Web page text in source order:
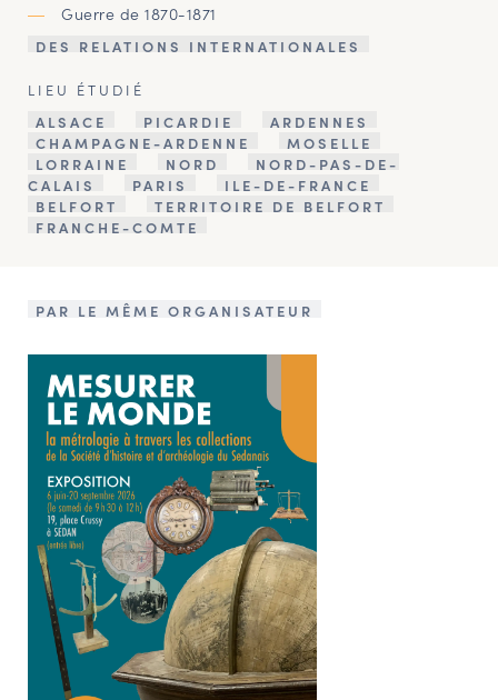
Guerre de 1870-1871
DES RELATIONS INTERNATIONALES
LIEU ÉTUDIÉ
ALSACE
PICARDIE
ARDENNES
CHAMPAGNE-ARDENNE
MOSELLE
LORRAINE
NORD
NORD-PAS-DE-
CALAIS
PARIS
ILE-DE-FRANCE
BELFORT
TERRITOIRE DE BELFORT
FRANCHE-COMTE
PAR LE MÊME ORGANISATEUR